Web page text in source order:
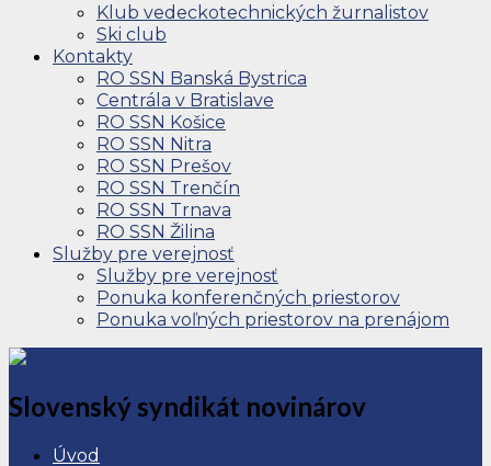
Klub vedeckotechnických žurnalistov
Ski club
Kontakty
RO SSN Banská Bystrica
Centrála v Bratislave
RO SSN Košice
RO SSN Nitra
RO SSN Prešov
RO SSN Trenčín
RO SSN Trnava
RO SSN Žilina
Služby pre verejnosť
Služby pre verejnosť
Ponuka konferenčných priestorov
Ponuka voľných priestorov na prenájom
Slovenský syndikát novinárov
Úvod